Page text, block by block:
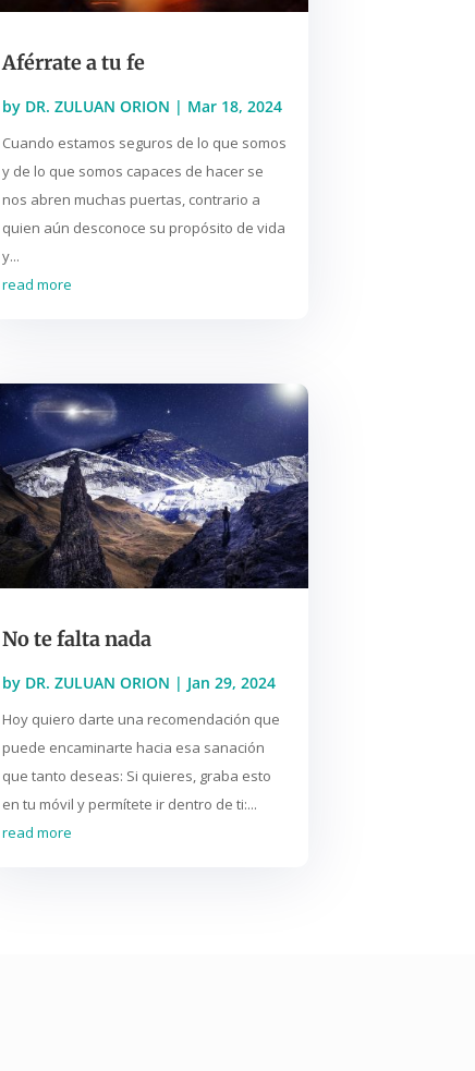
Aférrate a tu fe
by DR. ZULUAN ORION | Mar 18, 2024
Cuando estamos seguros de lo que somos
y de lo que somos capaces de hacer se
nos abren muchas puertas, contrario a
quien aún desconoce su propósito de vida
y...
read more
No te falta nada
by DR. ZULUAN ORION | Jan 29, 2024
Hoy quiero darte una recomendación que
puede encaminarte hacia esa sanación
que tanto deseas: Si quieres, graba esto
en tu móvil y permítete ir dentro de ti:...
read more